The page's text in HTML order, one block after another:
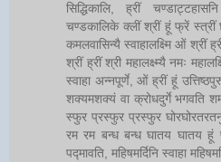
सिद्धिकालि, ह्रीं
चण्डकालिके क्लीं श्रीं हूं फ्रें
कमलवासिन्यै स्वाहालक्ष्मि ओं श्रीं
श्रीं ह्रीं श्री महालक्ष्म्यै नमः
स्वाहा अन्नपूर्णे, ओं ह्रीं हूं
शक्यमशक्यं वा क्रोधदुर्गे भगवति
स्फुर प्रस्फुर प्रस्फुर
रम रम बन्ध बन्ध घातय घातय हूं
पद्मावति, महिषमर्दिनि स्वाहा